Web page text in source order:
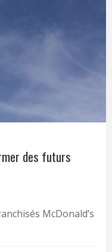
des futurs
McDonald’s